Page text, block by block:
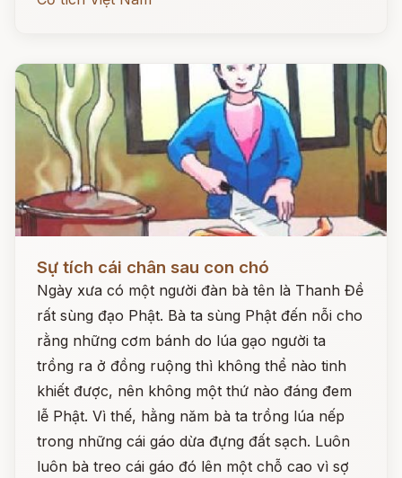
Sự tích cái chân sau con chó
Ngày xưa có một người đàn bà tên là Thanh Đề
rất sùng đạo Phật. Bà ta sùng Phật đến nỗi cho
rằng những cơm bánh do lúa gạo người ta
trồng ra ở đồng ruộng thì không thể nào tinh
khiết được, nên không một thứ nào đáng đem
lễ Phật. Vì thế, hằng năm bà ta trồng lúa nếp
trong những cái gáo dừa đựng đất sạch. Luôn
luôn bà treo cái gáo đó lên một chỗ cao vì sợ